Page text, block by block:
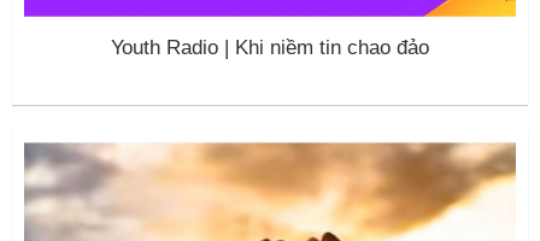
Youth Radio | Khi niềm tin chao đảo